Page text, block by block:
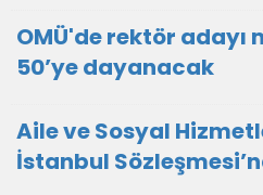
OMÜ'de rektör adayı
50’ye dayanacak
Aile ve Sosyal
İstanbul